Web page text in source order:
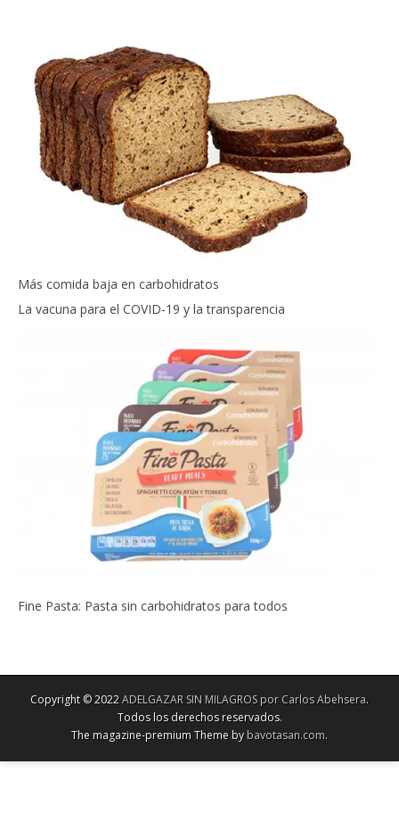
Más comida baja en carbohidratos
La vacuna para el COVID-19 y la transparencia
Fine Pasta: Pasta sin carbohidratos para todos
Copyright © 2022ADELGAZAR SIN MILAGROS por Carlos Abehsera.
Todos los derechos reservados.
The magazine-premium Theme bybavotasan.com.